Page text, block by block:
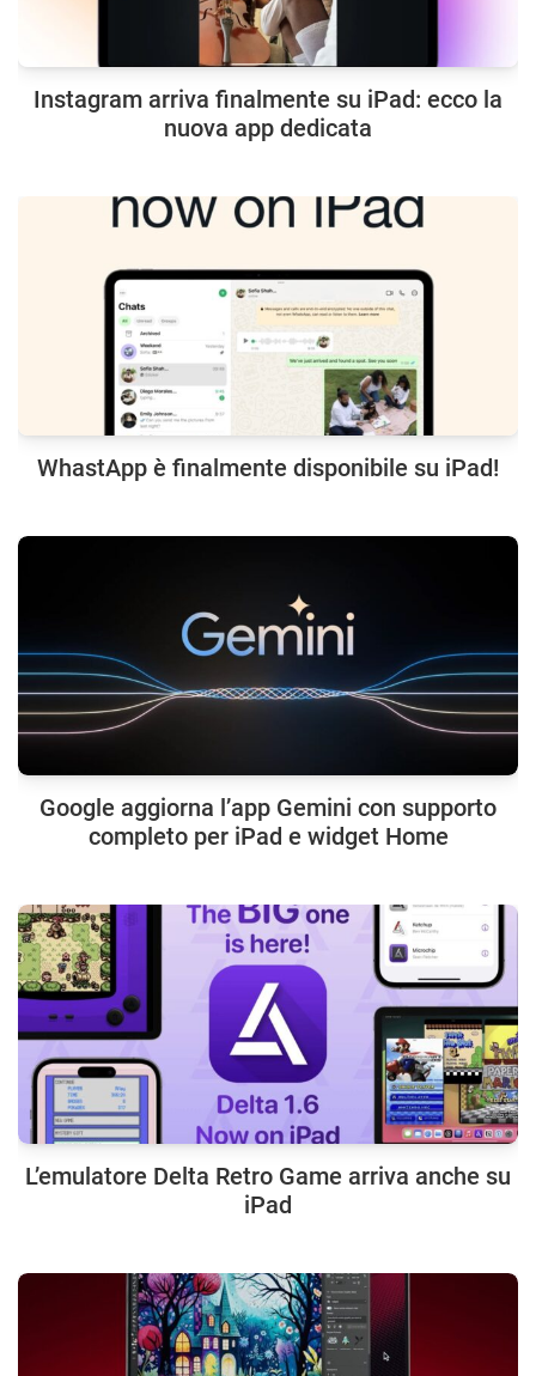
Instagram arriva finalmente su iPad: ecco la
nuova app dedicata
WhastApp è finalmente disponibile su iPad!
Google aggiorna l’app Gemini con supporto
completo per iPad e widget Home
L’emulatore Delta Retro Game arriva anche su
iPad